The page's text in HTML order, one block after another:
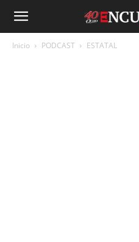
Inicio PODCAST ESTATAL